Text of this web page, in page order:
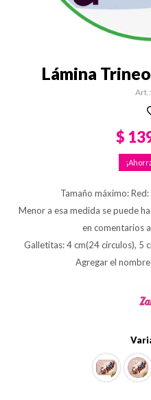
Lámina
$
Tamaño máximo:
Menor a esa medida se puede
en comentarios
Galletitas: 4 cm(24 circulos), 5
Agregar el